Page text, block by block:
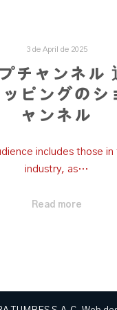
3 de April de 2025
チャンネル
ピングのシ
ャンネル
includes those in
industry, as…
Read more